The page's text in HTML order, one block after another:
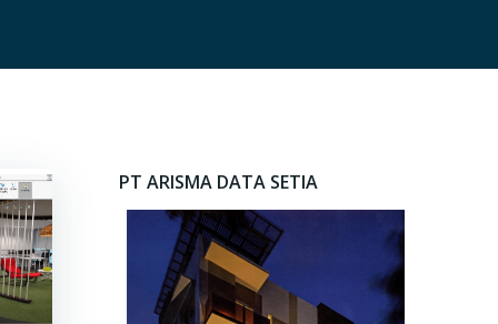
PT ARISMA DATA SETIA